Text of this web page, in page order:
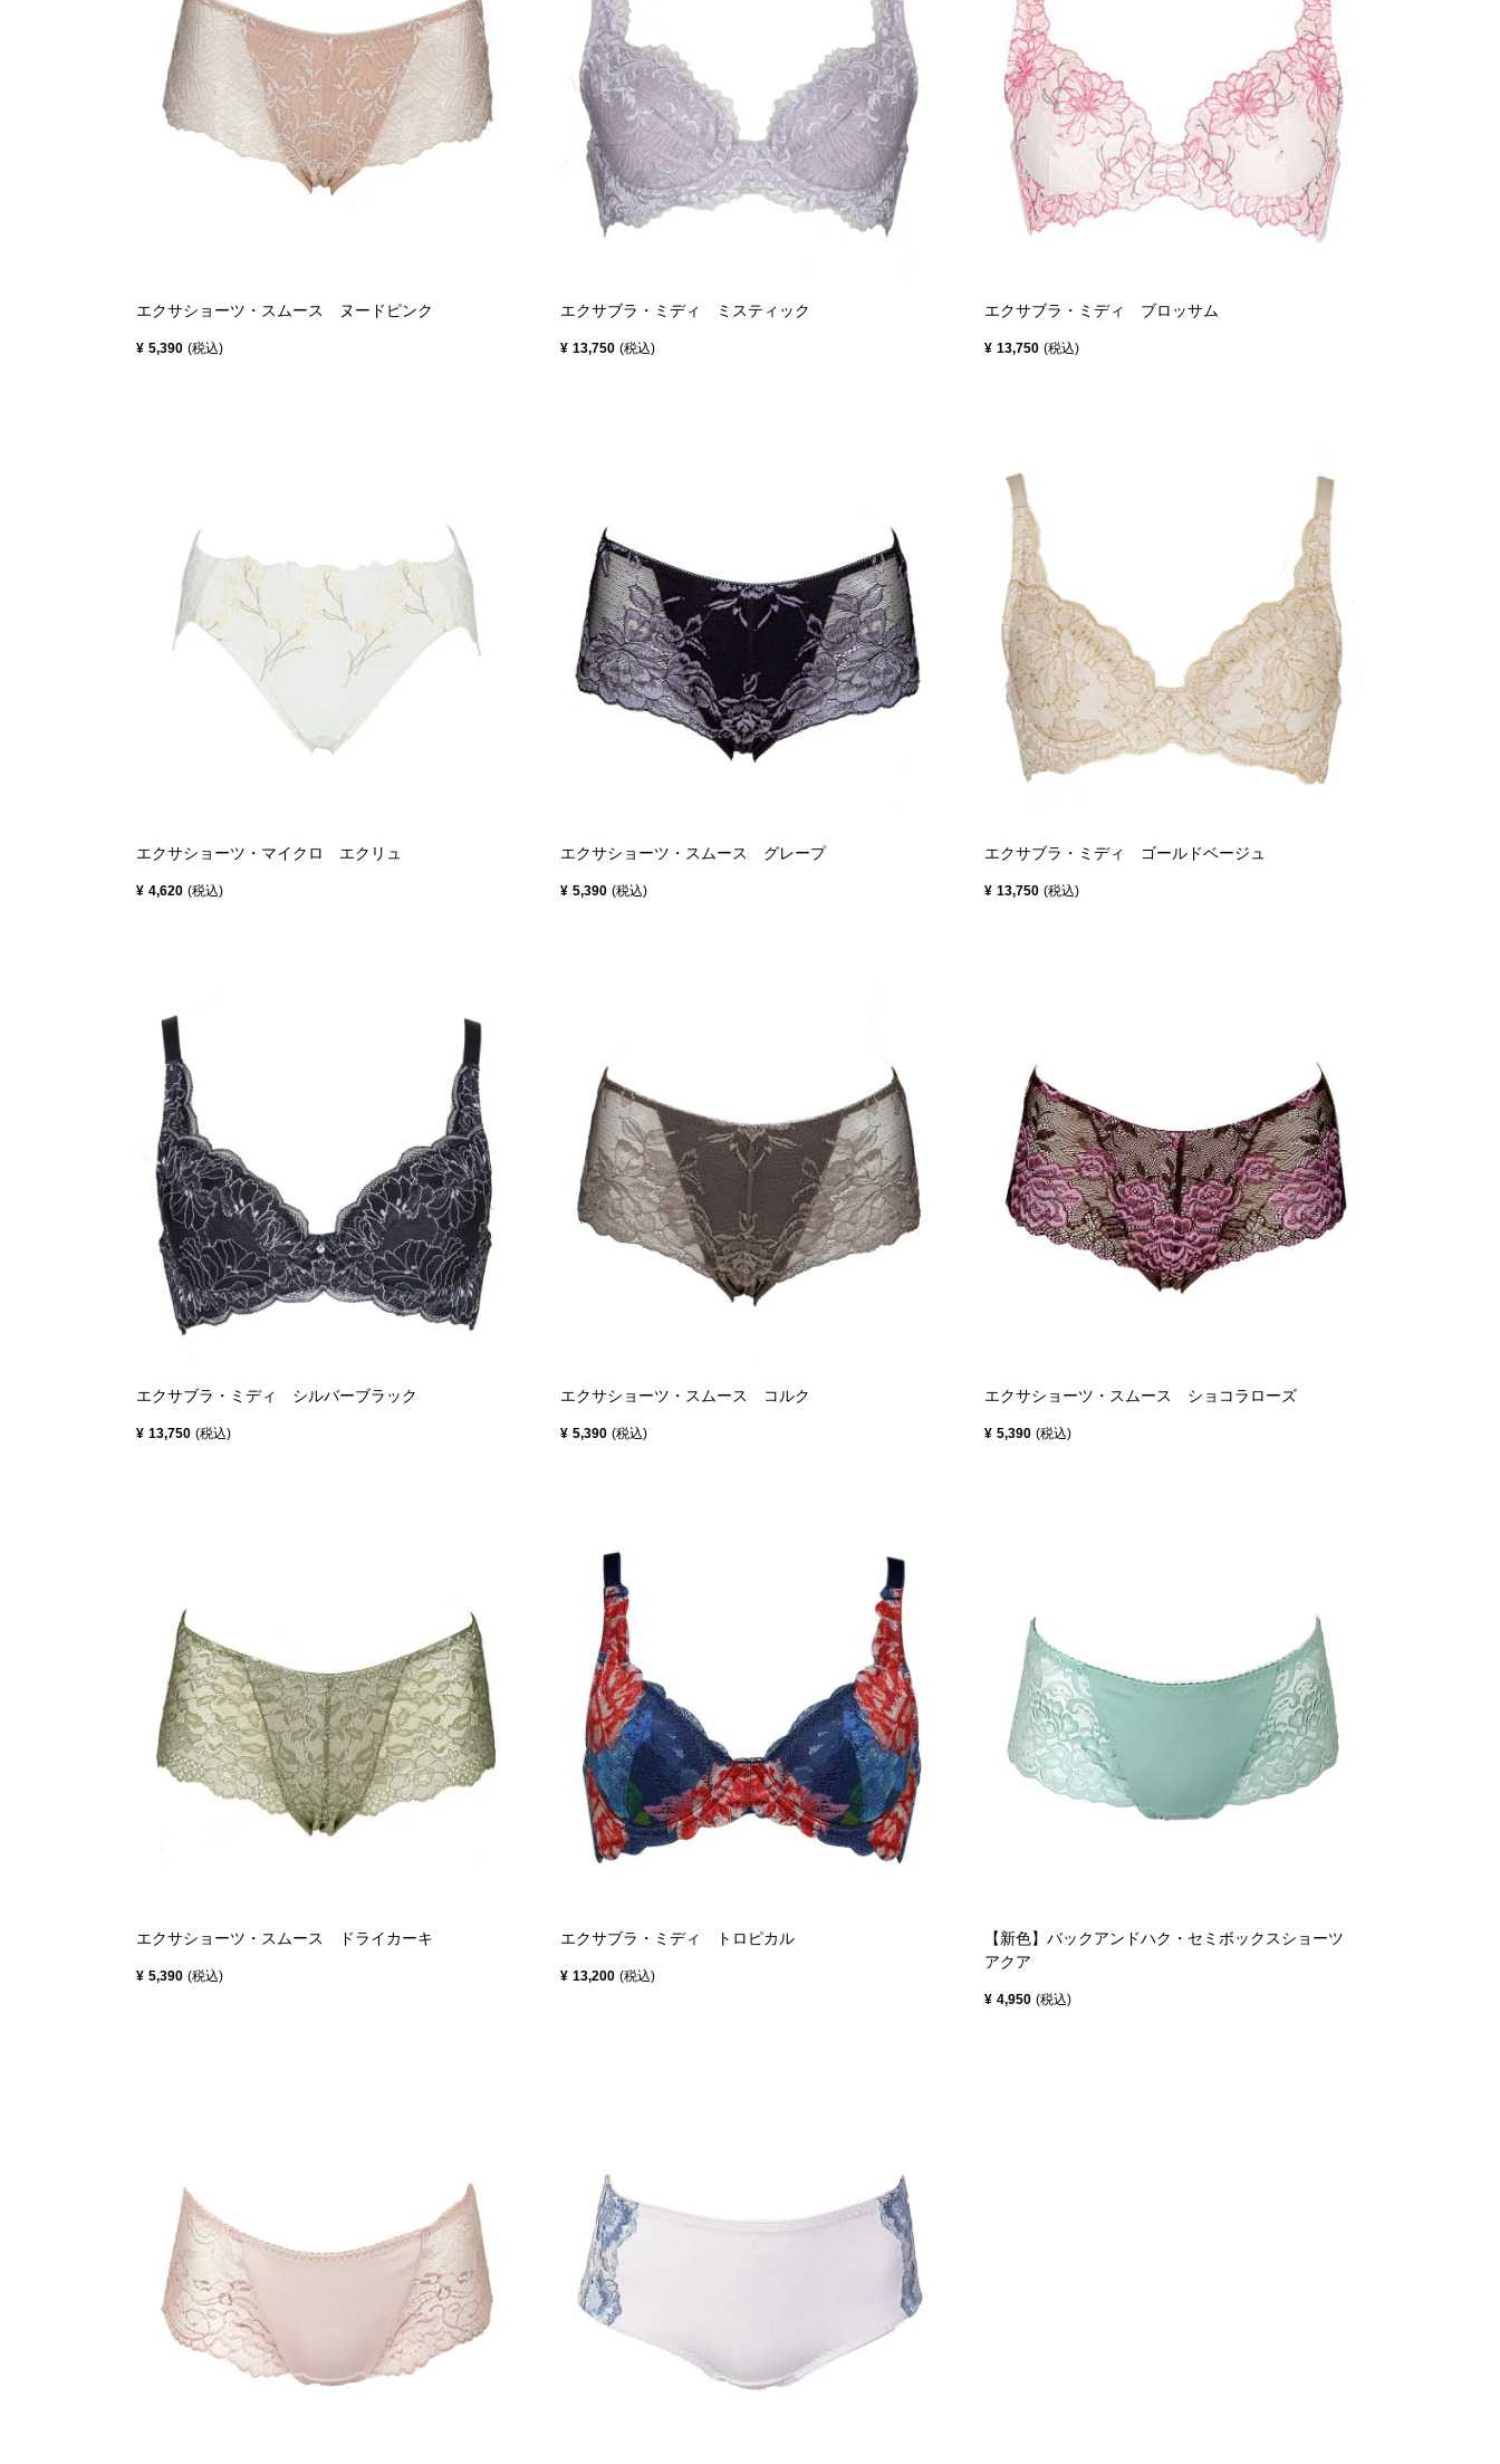
エクサショーツ・スムース ヌードピンク
¥ 5,390 税込
エクサブラ・ミディ ミスティック
¥ 13,750 税込
エクサブラ・ミディ ブロッサム
¥ 13,750 税込
エクサショーツ・マイクロ エクリュ
¥ 4,620 税込
エクサショーツ・スムース グレープ
¥ 5,390 税込
エクサブラ・ミディ ゴールドベージュ
¥ 13,750 税込
エクサブラ・ミディ シルバーブラック
¥ 13,750 税込
エクサショーツ・スムース コルク
¥ 5,390 税込
エクサショーツ・スムース ショコラローズ
¥ 5,390 税込
エクサショーツ・スムース ドライカーキ
¥ 5,390 税込
エクサブラ・ミディ トロピカル
¥ 13,200 税込
【新色】バックアンドハク・セミボックスショーツ
アクア
¥ 4,950 税込